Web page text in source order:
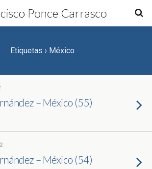
Ponce Carrasco
Etiquetas › México
– México (55)
– México (54)